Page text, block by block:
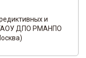
и
ДПО РМАНПО